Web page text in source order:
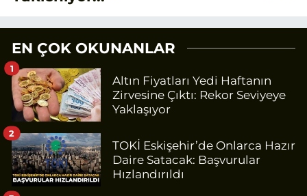
EN ÇOK OKUNANLAR
Altın Fiyatları Yedi Haftanın
Zirvesine Çıktı: Rekor Seviyeye
Yaklaşıyor
1
TOKİ Eskişehir’de Onlarca Hazır
Daire Satacak: Başvurular
Hızlandırıldı
2